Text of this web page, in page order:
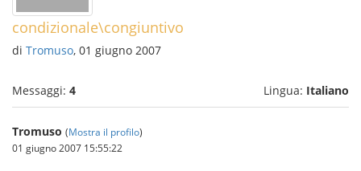
condizionale\congiuntivo
di Tromuso, 01 giugno 2007
Messaggi: 4 Lingua: Italiano
Tromuso (Mostra il profilo)
01 giugno 2007 15:55:22